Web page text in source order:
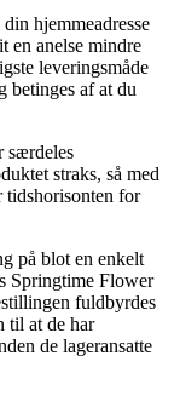
hjemmeadresse
en anelse mindre
leveringsmåde
betinges af at du
særdeles
straks, så med
tidshorisonten for
på blot en enkelt
Springtime Flower
fuldbyrdes
til at de har
de lageransatte